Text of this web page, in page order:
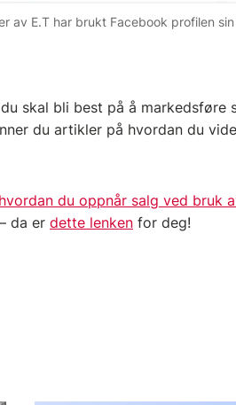
av E.T har brukt Facebook profilen
skal bli best på å markedsføre
du artikler på hvordan du
du oppnår salg ved bruk
da er dette lenken for deg!